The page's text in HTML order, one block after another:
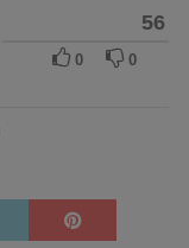
56
0 0